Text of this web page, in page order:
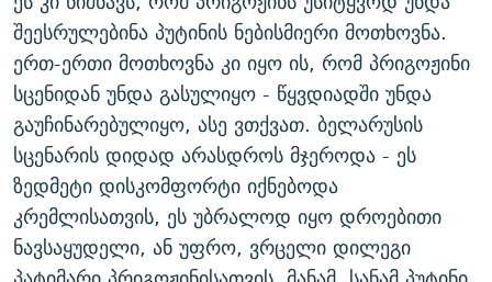
შეესრულებინა პუტინის ნებისმიერი მოთხოვნა.
ერთ-ერთი მოთხოვნა კი იყო ის, რომ პრიგოჟინი
სცენიდან უნდა გასულიყო - წყვდიადში უნდა
გაუჩინარებულიყო, ასე ვთქვათ. ბელარუსის
სცენარის დიდად არასდროს მჯეროდა - ეს
ზედმეტი დისკომფორტი იქნებოდა
კრემლისათვის, ეს უბრალოდ იყო დროებითი
ნავსაყუდელი, ან უფრო, ვრცელი დილეგი